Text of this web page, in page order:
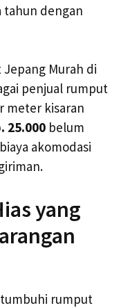
tahun dengan
Murah di
penjual rumput
meter kisaran
25.000 belum
akomodasi
yang
rumput